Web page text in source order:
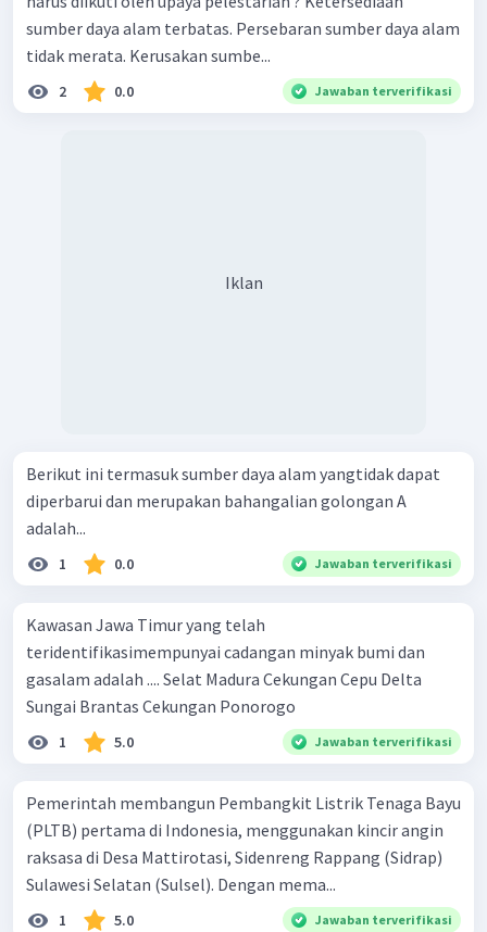
sumber daya alam terbatas. Persebaran sumber daya alam
tidak merata. Kerusakan sumbe...
2 0.0 Jawaban terverifikasi
Iklan
Berikut ini termasuk sumber daya alam yangtidak dapat
diperbarui dan merupakan bahangalian golongan A
adalah...
1 0.0 Jawaban terverifikasi
Kawasan Jawa Timur yang telah
teridentifikasimempunyai cadangan minyak bumi dan
gasalam adalah .... Selat Madura Cekungan Cepu Delta
Sungai Brantas Cekungan Ponorogo
1 5.0 Jawaban terverifikasi
Pemerintah membangun Pembangkit Listrik Tenaga Bayu
(PLTB) pertama di Indonesia, menggunakan kincir angin
raksasa di Desa Mattirotasi, Sidenreng Rappang (Sidrap)
Sulawesi Selatan (Sulsel). Dengan mema...
1 5.0 Jawaban terverifikasi